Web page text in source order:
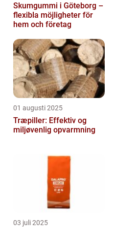
Skumgummi i Göteborg –
flexibla möjligheter för
hem och företag
01 augusti 2025
Træpiller: Effektiv og
miljøvenlig opvarmning
03 juli 2025